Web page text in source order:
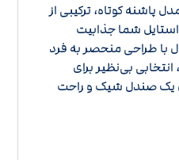
پاشنه کوتاه، ترکیبی از
شما جذابیت
با طراحی منحصر به فرد
انتخابی بی‌نظیر برای
یک صندل شیک و راحت